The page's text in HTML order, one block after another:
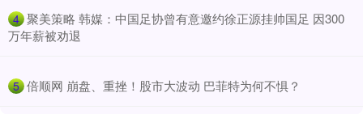
4 ​聚美策略 韩媒：中国足协曾有意邀约徐正源挂帅国足 因300
万年薪被劝退
5 ​倍顺网 崩盘、重挫！股市大波动 巴菲特为何不惧？